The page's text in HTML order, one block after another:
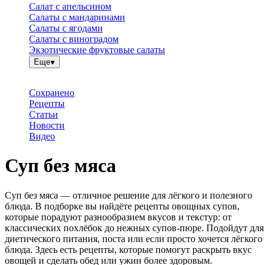
Салат с апельсином
Салаты с мандаринами
Салаты с ягодами
Салаты с виноградом
Экзотические фруктовые салаты
Еще
Сохранено
Рецепты
Статьи
Новости
Видео
Суп без мяса
Суп без мяса — отличное решение для лёгкого и полезного
блюда. В подборке вы найдёте рецепты овощных супов,
которые порадуют разнообразием вкусов и текстур: от
классических похлёбок до нежных супов-пюре. Подойдут для
диетического питания, поста или если просто хочется лёгкого
блюда. Здесь есть рецепты, которые помогут раскрыть вкус
овощей и сделать обед или ужин более здоровым.